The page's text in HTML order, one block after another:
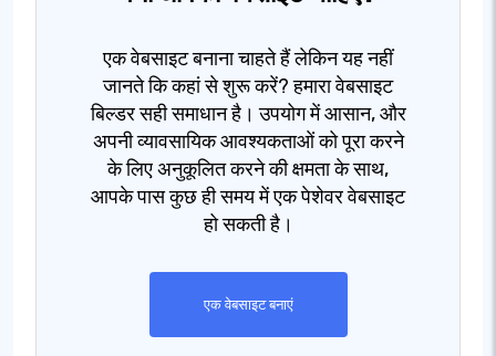
एक वेबसाइट बनाना चाहते हैं लेकिन यह नहीं
जानते कि कहां से शुरू करें? हमारा वेबसाइट
बिल्डर सही समाधान है। उपयोग में आसान, और
अपनी व्यावसायिक आवश्यकताओं को पूरा करने
के लिए अनुकूलित करने की क्षमता के साथ,
आपके पास कुछ ही समय में एक पेशेवर वेबसाइट
हो सकती है।
एक वेबसाइट बनाएं